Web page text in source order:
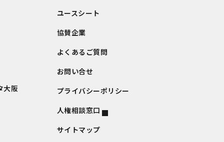
大阪
ユースシート
協賛企業
よくあるご質問
お問い合せ
プライバシーポリシー
人権相談窓口
サイトマップ